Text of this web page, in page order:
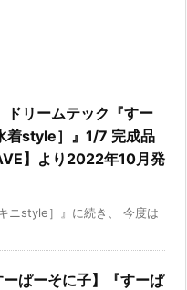
ドリームテック『すー
着style］』1/7 完成品
】より2022年10月発
ニstyle］』に続き、 今度は
ーぱーそに子】『すーぱ